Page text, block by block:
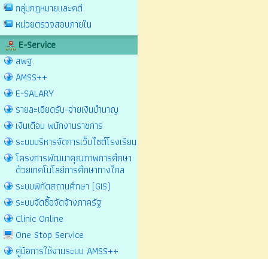
กลุ่มกฎหมายและคดี
หน่วยตรวจสอบภายใน
E-Service
สพฐ.
AMSS++
E-SALARY
รายละเอียดรับ-จ่ายเงินบำนาญ
เงินเดือน พนักงานราชการ
ระบบบริหารจัดการเว็บไซต์โรงเรียน
โครงการพัฒนาคุณภาพการศึกษา
ด้วยเทคโนโลยีการศึกษาทางไกล
ระบบพิกัดสถานศึกษา (GIS)
ระบบจัดซื้อจัดจ้างภาครัฐ
Clinic Online
One Stop Service
คู่มือการใช้งานระบบ AMSS++